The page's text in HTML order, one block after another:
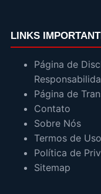
LINKS
Página de
Página de
Contato
Sobre Nós
Termos de Uso
Política de
Sitemap